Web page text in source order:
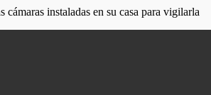
instaladas en su casa para vigilarla